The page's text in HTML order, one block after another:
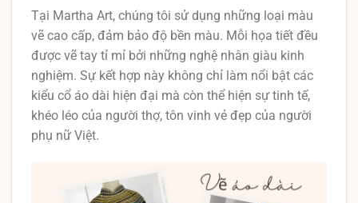
Tại Martha Art, chúng tôi sử dụng những loại màu
vẽ cao cấp, đảm bảo độ bền màu. Mỗi họa tiết đều
được vẽ tay tỉ mỉ bởi những nghệ nhân giàu kinh
nghiệm. Sự kết hợp này không chỉ làm nổi bật các
kiểu cổ áo dài hiện đại mà còn thể hiện sự tinh tế,
khéo léo của người thợ, tôn vinh vẻ đẹp của người
phụ nữ Việt.